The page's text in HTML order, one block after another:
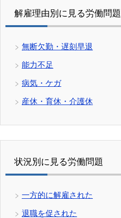
解雇理由別に見る労働問題
無断欠勤・遅刻早退
能力不足
病気・ケガ
産休・育休・介護休
状況別に見る労働問題
一方的に解雇された
退職を促された